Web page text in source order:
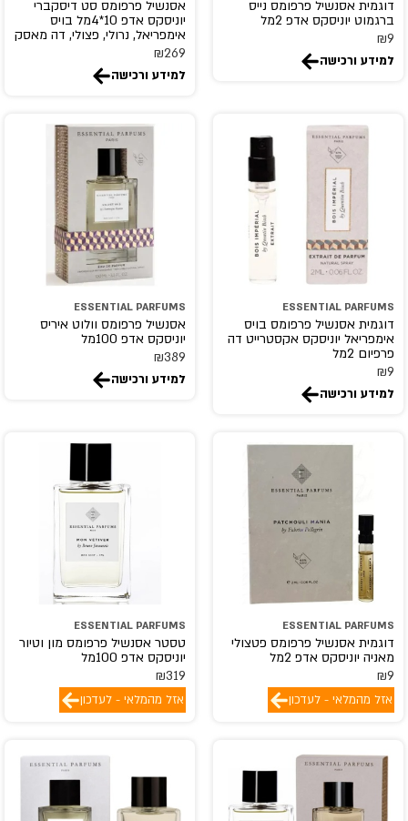
דוגמית אסנשיל פרפומס נייס
ברגמוט יוניסקס אדפ 2מל
₪
למידע ורכישה
אסנשיל פרפומס סט דיסקברי
יוניסקס אדפ 10*4מל בויס
אימפריאל, נרולי, פצולי, דה מאסק
₪269
למידע ורכישה
ESSENTIAL PARFUMS
דוגמית אסנשיל פרפומס בויס
אימפריאל יוניסקס אקסטרייט דה
פרפיום 2מל
₪
למידע ורכישה
ESSENTIAL PARFUMS
אסנשיל פרפומס וולוט איריס
יוניסקס אדפ 100מל
₪389
למידע ורכישה
ESSENTIAL PARFUMS
דוגמית אסנשיל פרפומס פטצולי
מאניה יוניסקס אדפ 2מל
₪
אזל מהמלאי - לעדכון
ESSENTIAL PARFUMS
טסטר אסנשיל פרפומס מון וטיור
יוניסקס אדפ 100מל
₪319
אזל מהמלאי - לעדכון